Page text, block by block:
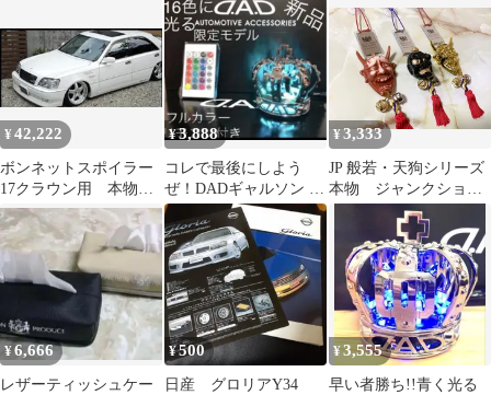
¥42,222
ボンネットスポイラー
17クラウン用 本物ジ
ャンクションプロデュ
ース製
¥3,888
コレで最後にしよう
ぜ！DADギャルソン 16
色フルカラー遠隔操作
リモコン付き
¥3,333
JP 般若・天狗シリーズ
本物 ジャンクション
プロデュース
¥6,666
レザーティッシュケー
¥500
日産 グロリアY34
¥3,555
早い者勝ち!!青く光る